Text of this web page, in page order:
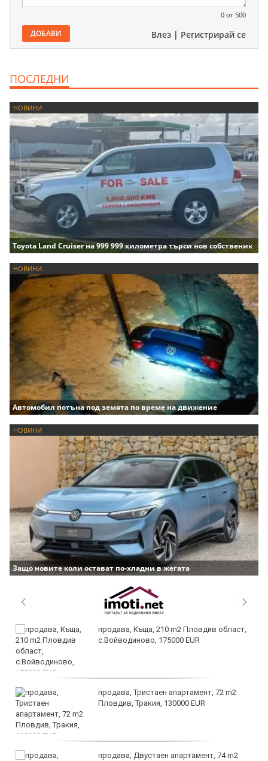
0 от 500
ДОБАВИ Влез | Регистрирай се
ПОСЛЕДНИ
НОВИНИ
Toyota Land Cruiser на 999 999 километра търси нов собственик
НОВИНИ
Автомобил потъна под земята по време на движение
НОВИНИ
Защо новите коли остават по-хладни в жегата
продава, Къща, 210 m2 Пловдив област,
с.Войводиново, 175000 EUR
продава, Тристаен апартамент, 72 m2
Пловдив, Тракия, 130000 EUR
продава, Двустаен апартамент, 74 m2